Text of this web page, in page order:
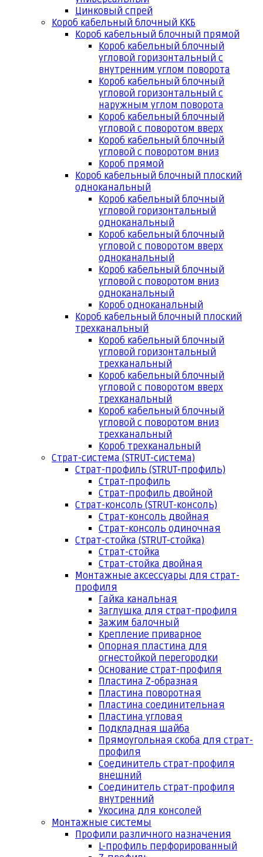
Цинковый спрей
Короб кабельный блочный ККБ
Короб кабельный блочный прямой
Короб кабельный блочный
угловой горизонтальный с
внутренним углом поворота
Короб кабельный блочный
угловой горизонтальный с
наружным углом поворота
Короб кабельный блочный
угловой с поворотом вверх
Короб кабельный блочный
угловой с поворотом вниз
Короб прямой
Короб кабельный блочный плоский
одноканальный
Короб кабельный блочный
угловой горизонтальный
одноканальный
Короб кабельный блочный
угловой с поворотом вверх
одноканальный
Короб кабельный блочный
угловой с поворотом вниз
одноканальный
Короб одноканальный
Короб кабельный блочный плоский
трехканальный
Короб кабельный блочный
угловой горизонтальный
трехканальный
Короб кабельный блочный
угловой с поворотом вверх
трехканальный
Короб кабельный блочный
угловой с поворотом вниз
трехканальный
Короб трехканальный
Страт-система (STRUT-система)
Страт-профиль (STRUT-профиль)
Страт-профиль
Страт-профиль двойной
Страт-консоль (STRUT-консоль)
Страт-консоль двойная
Страт-консоль одиночная
Страт-стойка (STRUT-стойка)
Страт-стойка
Страт-стойка двойная
Монтажные аксессуары для страт-
профиля
Гайка канальная
Заглушка для страт-профиля
Зажим балочный
Крепление приварное
Опорная пластина для
огнестойкой перегородки
Основание страт-профиля
Пластина Z-образная
Пластина поворотная
Пластина соединительная
Пластина угловая
Подкладная шайба
Прямоугольная скоба для страт-
профиля
Соединитель страт-профиля
внешний
Соединитель страт-профиля
внутренний
Укосина для консолей
Монтажные системы
Профили различного назначения
L-профиль перфорированный